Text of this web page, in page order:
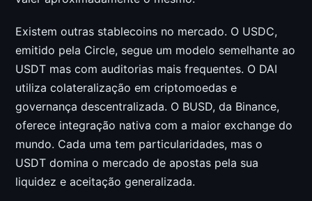
Existem outras stablecoins no mercado. O USDC,
emitido pela Circle, segue um modelo semelhante ao
USDT mas com auditorias mais frequentes. O DAI
utiliza colateralização em criptomoedas e
governança descentralizada. O BUSD, da Binance,
oferece integração nativa com a maior exchange do
mundo. Cada uma tem particularidades, mas o
USDT domina o mercado de apostas pela sua
liquidez e aceitação generalizada.